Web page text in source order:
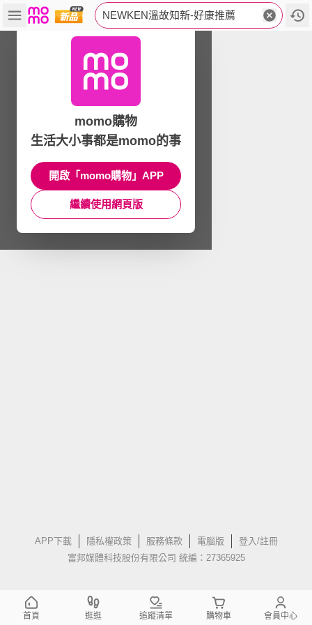
NEWKEN溫故知新-好康推薦
APP下載 隱私權政策 服務條款 電腦版
登入/註冊
富邦媒體科技股份有限公司 統編：27365925
momo購物
生活大小事都是momo的事
開啟「momo購物」APP
繼續使用網頁版
首頁 逛逛 追蹤清單 購物車 會員中心